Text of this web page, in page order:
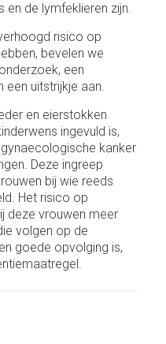
en de lymfeklieren zijn.
risico op
bevelen we
een
een uitstrijkje aan.
en eierstokken
ingevuld is,
kanker
Deze ingreep
bij wie reeds
Het risico op
deze vrouwen meer
volgen op de
goede opvolging is,